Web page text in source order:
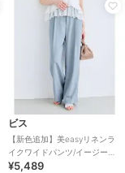
ビス
【新色追加】美easyリネンラ
イクワイドパンツ/イージーケ
ア・接触冷感・セットアップ
¥5,489